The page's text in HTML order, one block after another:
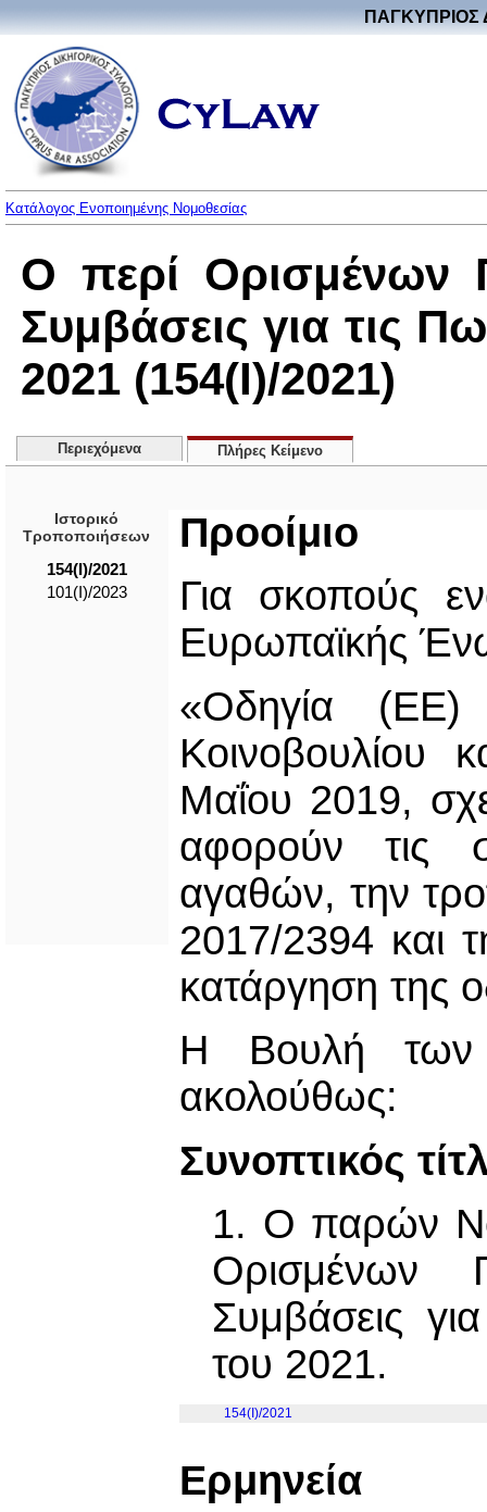
ΠΑΓΚΥΠΡΙΟΣ
Κατάλογος Ενοποιημένης Νομοθεσίας
Ο περί Ορισμένων
Συμβάσεις για τις
2021 (154(I)/2021)
Περιεχόμενα Πλήρες Κείμενο
Ιστορικό
Τροποποιήσεων
154(I)/2021
101(I)/2023
Προοίμιο
Για σκοπούς
Ευρωπαϊκής
«Οδηγία (ΕΕ)
Κοινοβουλίου
Μαΐου 2019,
αφορούν τις
αγαθών, την
2017/2394 και
κατάργηση της
Η Βουλή των
ακολούθως:
Συνοπτικός
1. Ο παρών
Ορισμένων
Συμβάσεις
του 2021.
154(I)/2021
Ερμηνεία